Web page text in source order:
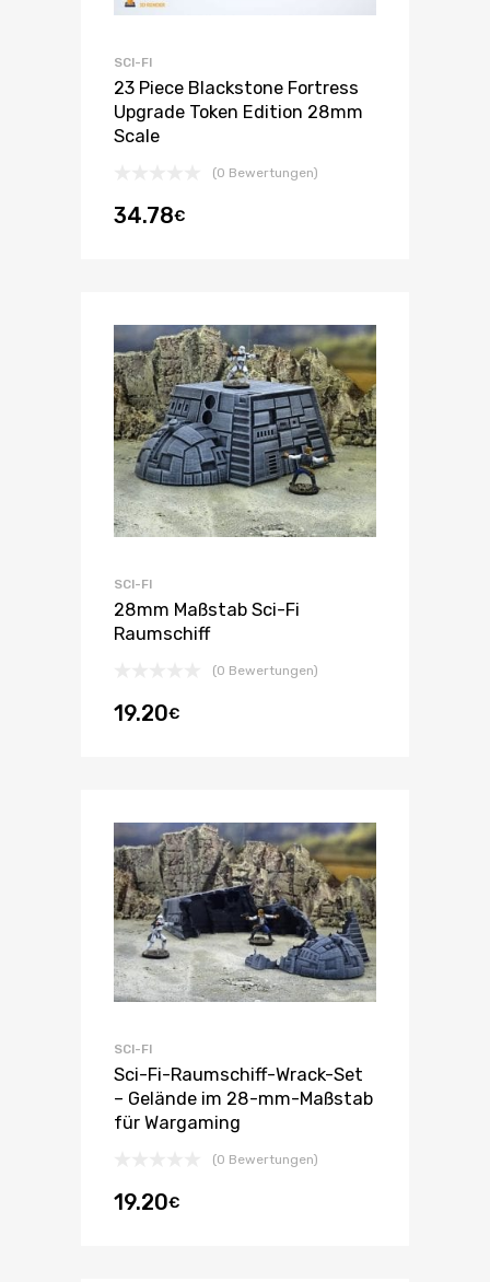
SCI-FI
23 Piece Blackstone Fortress
Upgrade Token Edition 28mm
Scale
(0 Bewertungen)
34.78€
SCI-FI
28mm Maßstab Sci-Fi
Raumschiff
(0 Bewertungen)
19.20€
SCI-FI
Sci-Fi-Raumschiff-Wrack-Set
– Gelände im 28-mm-Maßstab
für Wargaming
(0 Bewertungen)
19.20€